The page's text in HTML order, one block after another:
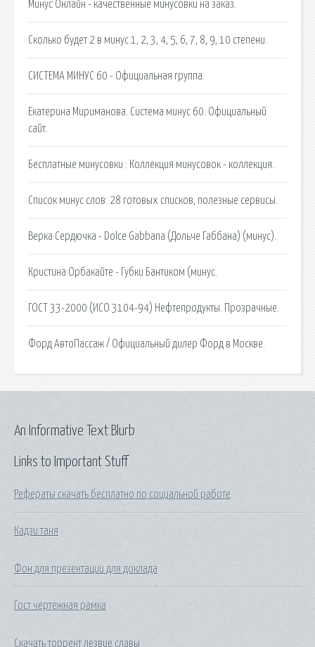
Минус Онлайн - качественные минусовки на заказ.
Сколько будет 2 в минус 1, 2, 3, 4, 5, 6, 7, 8, 9, 10 степени.
СИСТЕМА МИНУС 60 - Официальная группа.
Екатерина Мириманова. Система минус 60. Официальный
сайт.
Бесплатные минусовки : Коллекция минусовок - коллекция.
Список минус слов: 28 готовых списков, полезные сервисы.
Верка Сердючка - Dolce Gabbana (Дольче Габбана) (минус).
Кристина Орбакайте - Губки Бантиком (минус.
ГОСТ 33-2000 (ИСО 3104-94) Нефтепродукты. Прозрачные.
Форд АвтоПассаж / Официальный дилер Форд в Москве.
Links to Important Stuff
Рефераты скачать бесплатно по социальной работе
Кадзи таня
Фон для презентации для доклада
Гост чертежная рамка
Скачать торрент лезвие славы
An Informative Text Blurb